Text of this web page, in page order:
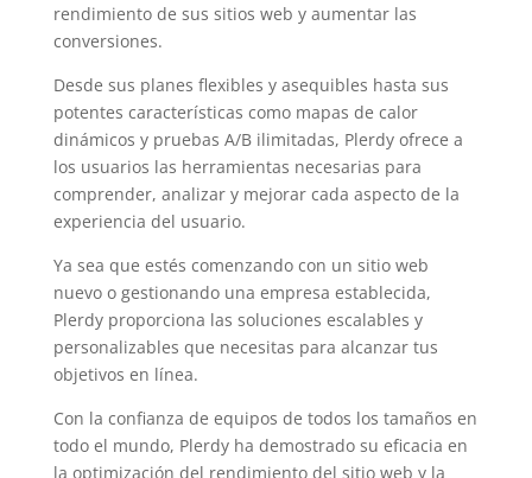
rendimiento de sus sitios web y aumentar las
conversiones.
Desde sus planes flexibles y asequibles hasta sus
potentes características como mapas de calor
dinámicos y pruebas A/B ilimitadas, Plerdy ofrece a
los usuarios las herramientas necesarias para
comprender, analizar y mejorar cada aspecto de la
experiencia del usuario.
Ya sea que estés comenzando con un sitio web
nuevo o gestionando una empresa establecida,
Plerdy proporciona las soluciones escalables y
personalizables que necesitas para alcanzar tus
objetivos en línea.
Con la confianza de equipos de todos los tamaños en
todo el mundo, Plerdy ha demostrado su eficacia en
la optimización del rendimiento del sitio web y la